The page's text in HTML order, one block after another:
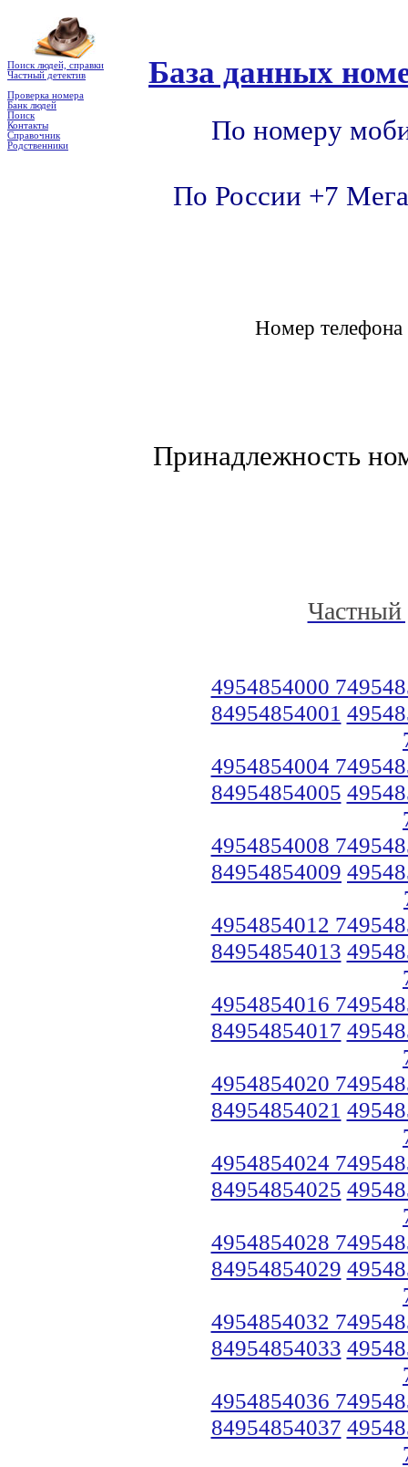
Поиск людей, справки
Частный детектив
Проверка номера
Банк людей
Поиск
Контакты
Справочник
Родственники
База данных
По номеру
По России +7
Номер
Принадлежность
Частный
4954854000
84954854001
4954854004
84954854005
4954854008
84954854009
4954854012
84954854013
4954854016
84954854017
4954854020
84954854021
4954854024
84954854025
4954854028
84954854029
4954854032
84954854033
4954854036
84954854037